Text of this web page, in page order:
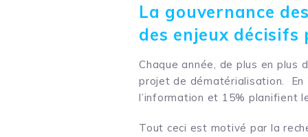
La gouvernance
des enjeux décisifs
Chaque année, de plus en plus
projet de dématérialisation. En
l’information et 15% planifient
Tout ceci est motivé par la